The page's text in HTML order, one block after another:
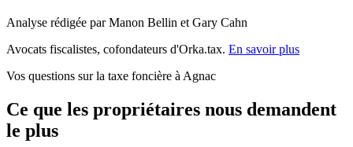
Analyse rédigée par Manon Bellin et Gary Cahn
Avocats fiscalistes, cofondateurs d'Orka.tax. En savoir plus
Vos questions sur la taxe foncière à Agnac
Ce que les propriétaires nous demandent
le plus